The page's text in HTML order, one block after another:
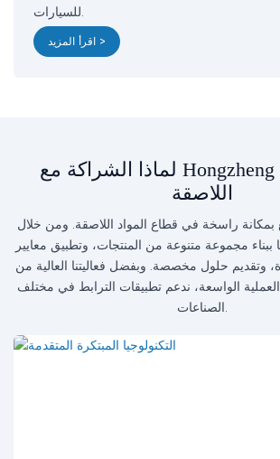
للسيارات.
اقرأ المزيد >
لماذا الشراكة مع Hongzheng لمشاريعك
اللاصقة
بمكانة راسخة في قطاع المواد اللاصقة. ومن خلال
ببناء مجموعة متنوعة من المنتجات، وتطبيق معايير
وتقديم حلول مخصصة. وبفضل فعاليتنا العالية من
الواسعة، ندعم تطبيقات الترابط في مختلف
الصناعات.